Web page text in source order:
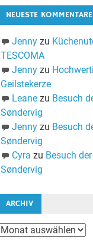
NEUESTE KOMMENTARE
Jennyzu
TESCOMA
Jennyzu
Geilstekerze
Leanezu Besuch
Søndervig
Jennyzu Besuch
Søndervig
Cyra zu Besuch
Søndervig
ARCHIV
Archiv